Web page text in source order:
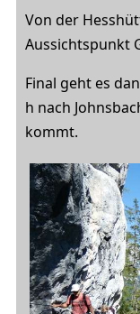
Von der
Aussichtspunkt
Final geht es
h nach
kommt.